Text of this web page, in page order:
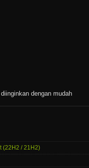
dengan mudah
(22H2 / 21H2)